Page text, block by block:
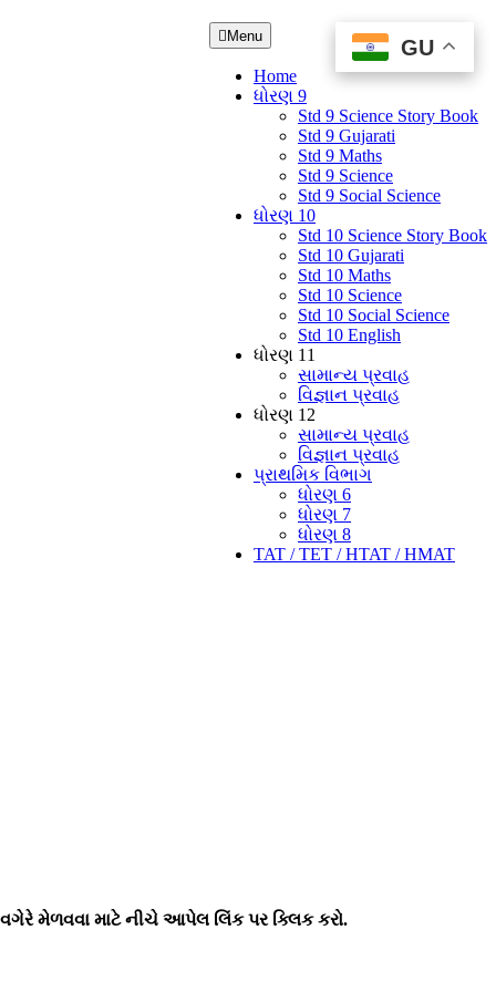
Menu
Home
ધોરણ 9
Std 9 Science Story Book
Std 9 Gujarati
Std 9 Maths
Std 9 Science
Std 9 Social Science
ધોરણ 10
Std 10 Science Story Book
Std 10 Gujarati
Std 10 Maths
Std 10 Science
Std 10 Social Science
Std 10 English
ધોરણ 11
સામાન્ય પ્રવાહ
વિજ્ઞાન પ્રવાહ
ધોરણ 12
સામાન્ય પ્રવાહ
વિજ્ઞાન પ્રવાહ
પ્રાથમિક વિભાગ
ધોરણ 6
ધોરણ 7
ધોરણ 8
TAT / TET / HTAT / HMAT
મેળવવા માટે નીચે આપેલ લિંક પર ક્લિક કરો.
GU
GU